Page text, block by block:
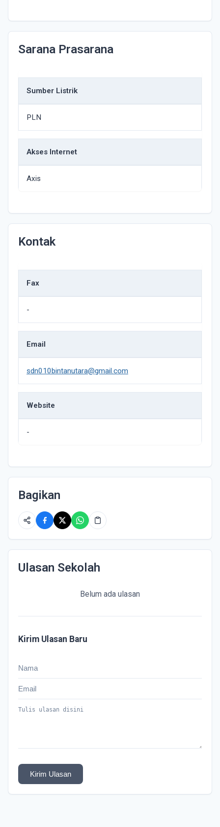
Sarana Prasarana
Sumber Listrik
PLN
Akses Internet
Axis
Kontak
Fax
-
Email
sdn010bintanutara@gmail.com
Website
-
Bagikan
Ulasan Sekolah
Belum ada ulasan
Kirim Ulasan Baru
Kirim Ulasan